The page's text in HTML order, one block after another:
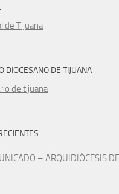
DIOCESANO DE TIJUANA
– ARQUIDIÓCESIS DE